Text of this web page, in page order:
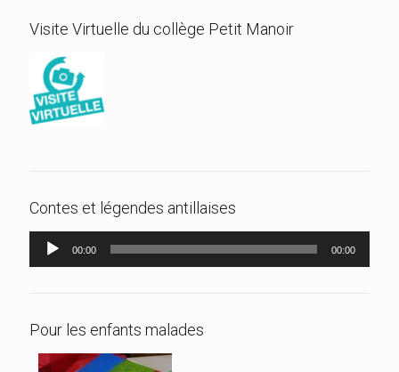
Visite Virtuelle du collège Petit Manoir
Contes et légendes antillaises
Lecteur
audio
00:00 00:00
Pour les enfants malades